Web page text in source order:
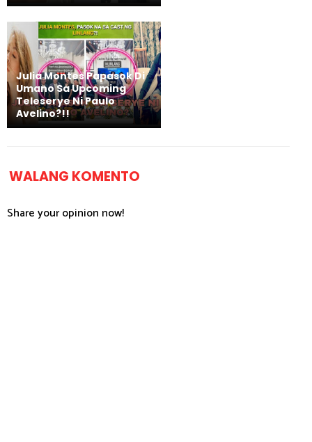
Julia Montes Papasok Di
Umano Sa Upcoming
Teleserye Ni Paulo
Avelino?!!
WALANG KOMENTO
Share your opinion now!